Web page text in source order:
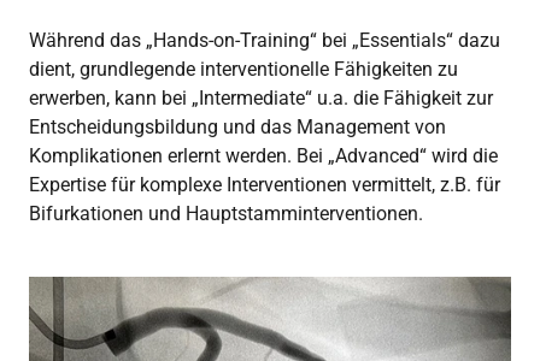
Während das „Hands-on-Training“ bei „Essentials“ dazu
dient, grundlegende interventionelle Fähigkeiten zu
erwerben, kann bei „Intermediate“ u.a. die Fähigkeit zur
Entscheidungsbildung und das Management von
Komplikationen erlernt werden. Bei „Advanced“ wird die
Expertise für komplexe Interventionen vermittelt, z.B. für
Bifurkationen und Hauptstamminterventionen.